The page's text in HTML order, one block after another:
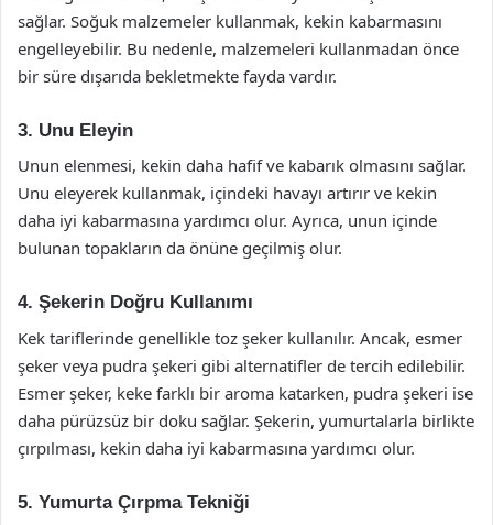
sağlar. Soğuk malzemeler kullanmak, kekin kabarmasını
engelleyebilir. Bu nedenle, malzemeleri kullanmadan önce
bir süre dışarıda bekletmekte fayda vardır.
3. Unu Eleyin
Unun elenmesi, kekin daha hafif ve kabarık olmasını sağlar.
Unu eleyerek kullanmak, içindeki havayı artırır ve kekin
daha iyi kabarmasına yardımcı olur. Ayrıca, unun içinde
bulunan topakların da önüne geçilmiş olur.
4. Şekerin Doğru Kullanımı
Kek tariflerinde genellikle toz şeker kullanılır. Ancak, esmer
şeker veya pudra şekeri gibi alternatifler de tercih edilebilir.
Esmer şeker, keke farklı bir aroma katarken, pudra şekeri ise
daha pürüzsüz bir doku sağlar. Şekerin, yumurtalarla birlikte
çırpılması, kekin daha iyi kabarmasına yardımcı olur.
5. Yumurta Çırpma Tekniği